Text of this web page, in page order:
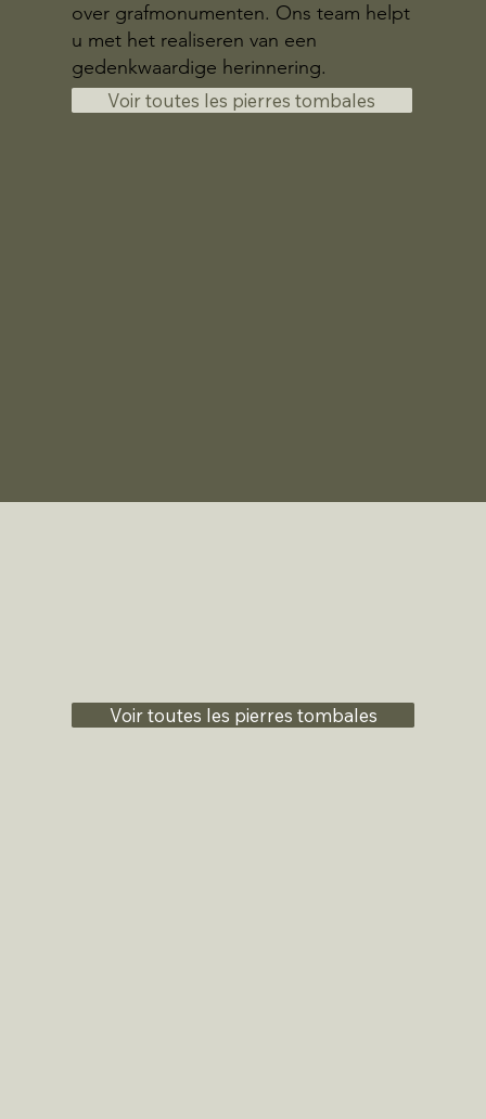
over grafmonumenten. Ons team helpt
u met het realiseren van een
gedenkwaardige herinnering.
Voir toutes les pierres tombales
Voir toutes les pierres tombales